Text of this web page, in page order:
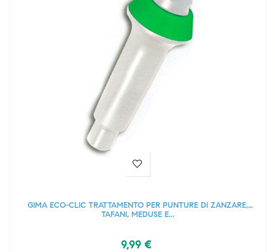
GIMA ECO-CLIC TRATTAMENTO PER PUNTURE DI ZANZARE,
TAFANI, MEDUSE E...
9,99 €